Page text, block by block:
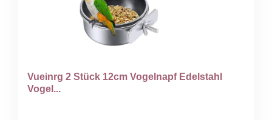
Vueinrg 2 Stück 12cm Vogelnapf Edelstahl
Vogel...